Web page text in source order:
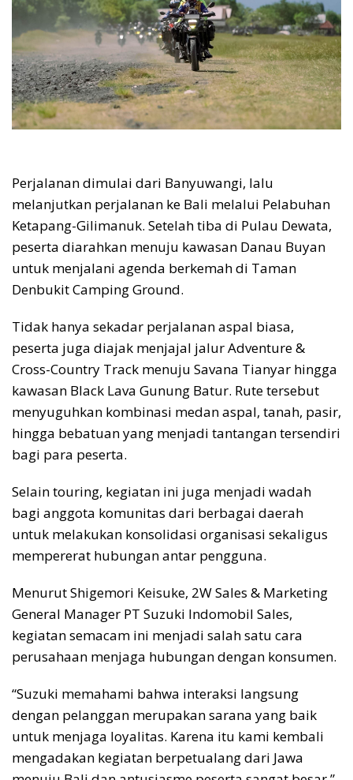
Perjalanan dimulai dari Banyuwangi, lalu
melanjutkan perjalanan ke Bali melalui Pelabuhan
Ketapang-Gilimanuk. Setelah tiba di Pulau Dewata,
peserta diarahkan menuju kawasan Danau Buyan
untuk menjalani agenda berkemah di Taman
Denbukit Camping Ground.
Tidak hanya sekadar perjalanan aspal biasa,
peserta juga diajak menjajal jalur Adventure &
Cross-Country Track menuju Savana Tianyar hingga
kawasan Black Lava Gunung Batur. Rute tersebut
menyuguhkan kombinasi medan aspal, tanah, pasir,
hingga bebatuan yang menjadi tantangan tersendiri
bagi para peserta.
Selain touring, kegiatan ini juga menjadi wadah
bagi anggota komunitas dari berbagai daerah
untuk melakukan konsolidasi organisasi sekaligus
mempererat hubungan antar pengguna.
Menurut Shigemori Keisuke, 2W Sales & Marketing
General Manager PT Suzuki Indomobil Sales,
kegiatan semacam ini menjadi salah satu cara
perusahaan menjaga hubungan dengan konsumen.
“Suzuki memahami bahwa interaksi langsung
dengan pelanggan merupakan sarana yang baik
untuk menjaga loyalitas. Karena itu kami kembali
mengadakan kegiatan berpetualang dari Jawa